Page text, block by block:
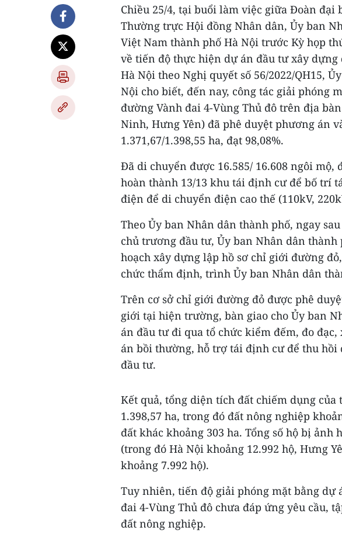
Chiều 25/4, tại buổi làm việc giữa Đoàn đại
Thường trực Hội đồng Nhân dân, Ủy ban
Việt Nam thành phố Hà Nội trước Kỳ họp
về tiến độ thực hiện dự án đầu tư xây dựng
Hà Nội theo Nghị quyết số 56/2022/QH15,
Nội cho biết, đến nay, công tác giải phóng
đường Vành đai 4-Vùng Thủ đô trên địa
Ninh, Hưng Yên) đã phê duyệt phương án
1.371,67/1.398,55 ha, đạt 98,08%.
Đã di chuyển được 16.585/ 16.608 ngôi mộ,
hoàn thành 13/13 khu tái định cư để bố trí
điện để di chuyển điện cao thế (110kV,
Theo Ủy ban Nhân dân thành phố, ngay
chủ trương đầu tư, Ủy ban Nhân dân thành
hoạch xây dựng lập hồ sơ chỉ giới đường
chức thẩm định, trình Ủy ban Nhân dân
Trên cơ sở chỉ giới đường đỏ được phê
giới tại hiện trường, bàn giao cho Ủy ban
án đầu tư đi qua tổ chức kiểm đếm, đo
án bồi thường, hỗ trợ tái định cư để thu
đầu tư.
Kết quả, tổng diện tích đất chiếm dụng của
1.398,57 ha, trong đó đất nông nghiệp
đất khác khoảng 303 ha. Tổng số hộ bị ảnh
(trong đó Hà Nội khoảng 12.992 hộ, Hưng
khoảng 7.992 hộ).
Tuy nhiên, tiến độ giải phóng mặt bằng dự
đai 4-Vùng Thủ đô chưa đáp ứng yêu cầu,
đất nông nghiệp.